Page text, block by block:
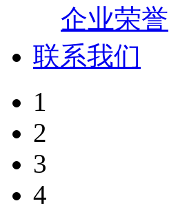
企业荣誉
联系我们
1
2
3
4